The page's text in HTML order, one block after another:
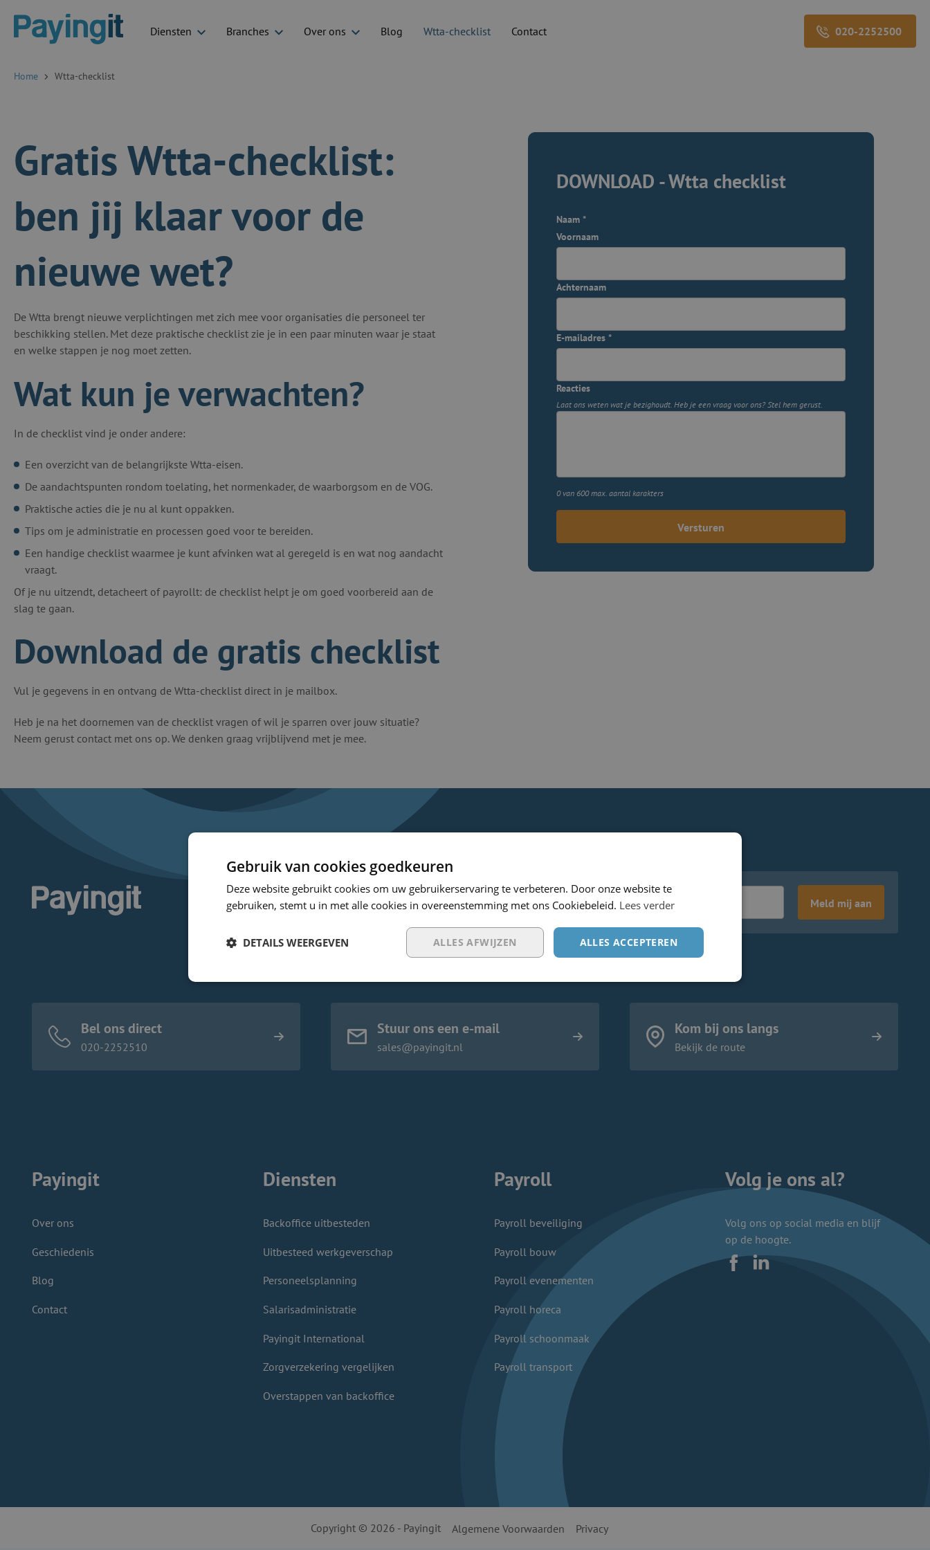
Diensten Branches Over ons Blog Wtta-checklist Contact 020-2252500
Home Wtta-checklist
Gratis Wtta-checklist:
ben jij klaar voor de
nieuwe wet?
De Wtta brengt nieuwe verplichtingen met zich mee voor organisaties die personeel ter
beschikking stellen. Met deze praktische checklist zie je in een paar minuten waar je staat
en welke stappen je nog moet zetten.
Wat kun je verwachten?
In de checklist vind je onder andere:
Een overzicht van de belangrijkste Wtta-eisen.
De aandachtspunten rondom toelating, het normenkader, de waarborgsom en de VOG.
Praktische acties die je nu al kunt oppakken.
Tips om je administratie en processen goed voor te bereiden.
Een handige checklist waarmee je kunt afvinken wat al geregeld is en wat nog aandacht
vraagt.
Of je nu uitzendt, detacheert of payrollt: de checklist helpt je om goed voorbereid aan de
slag te gaan.
Download de gratis checklist
Vul je gegevens in en ontvang de Wtta-checklist direct in je mailbox.
Heb je na het doornemen van de checklist vragen of wil je sparren over jouw situatie?
Neem gerust contact met ons op. We denken graag vrijblijvend met je mee.
DOWNLOAD - Wtta checklist
Naam *
Voornaam
Achternaam
E-mailadres *
Reacties
Laat ons weten wat je bezighoudt. Heb je een vraag voor ons? Stel hem gerust.
0 van 600 max. aantal karakters
Versturen
Meld mij aan
Bel ons direct
020-2252510
Stuur ons een e-mail
sales@payingit.nl
Kom bij ons langs
Bekijk de route
Payingit
Over ons
Geschiedenis
Blog
Contact
Diensten
Backoffice uitbesteden
Uitbesteed werkgeverschap
Personeelsplanning
Salarisadministratie
Payingit International
Zorgverzekering vergelijken
Overstappen van backoffice
Payroll
Payroll beveiliging
Payroll bouw
Payroll evenementen
Payroll horeca
Payroll schoonmaak
Payroll transport
Volg je ons al?
Volg ons op social media en blijf
op de hoogte.
FacebookLinkedIn
Copyright © 2026 - Payingit Algemene Voorwaarden Privacy
Gebruik van cookies goedkeuren
Deze website gebruikt cookies om uw gebruikerservaring te verbeteren. Door onze website te
gebruiken, stemt u in met alle cookies in overeenstemming met ons Cookiebeleid. Lees verder
ALLES ACCEPTEREN
ALLES AFWIJZEN
DETAILS WEERGEVEN